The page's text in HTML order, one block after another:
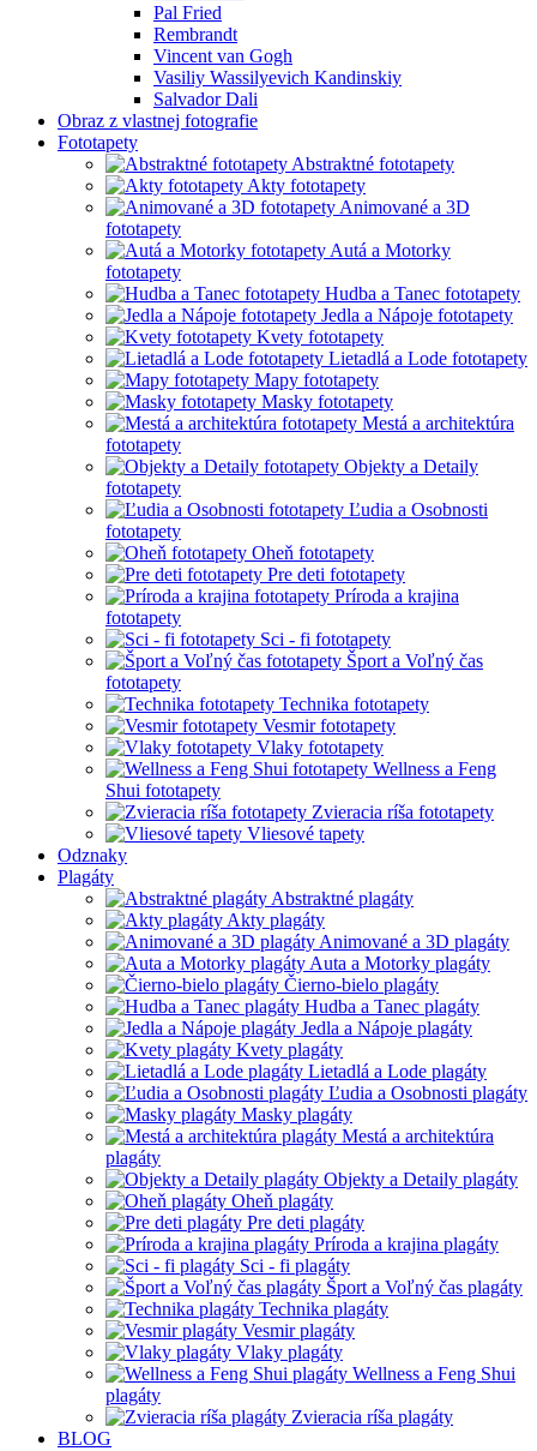
Pal Fried
Rembrandt
Vincent van Gogh
Vasiliy Wassilyevich Kandinskiy
Salvador Dali
Obraz z vlastnej fotografie
Fototapety
Abstraktné fototapety
Akty fototapety
Animované a 3D
fototapety
Autá a Motorky
fototapety
Hudba a Tanec fototapety
Jedla a Nápoje fototapety
Kvety fototapety
Lietadlá a Lode fototapety
Mapy fototapety
Masky fototapety
Mestá a architektúra
fototapety
Objekty a Detaily
fototapety
Ľudia a Osobnosti
fototapety
Oheň fototapety
Pre deti fototapety
Príroda a krajina
fototapety
Sci - fi fototapety
Šport a Voľný čas
fototapety
Technika fototapety
Vesmir fototapety
Vlaky fototapety
Wellness a Feng
Shui fototapety
Zvieracia ríša fototapety
Vliesové tapety
Odznaky
Plagáty
Abstraktné plagáty
Akty plagáty
Animované a 3D plagáty
Auta a Motorky plagáty
Čierno-bielo plagáty
Hudba a Tanec plagáty
Jedla a Nápoje plagáty
Kvety plagáty
Lietadlá a Lode plagáty
Ľudia a Osobnosti plagáty
Masky plagáty
Mestá a architektúra
plagáty
Objekty a Detaily plagáty
Oheň plagáty
Pre deti plagáty
Príroda a krajina plagáty
Sci - fi plagáty
Šport a Voľný čas plagáty
Technika plagáty
Vesmir plagáty
Vlaky plagáty
Wellness a Feng Shui
plagáty
Zvieracia ríša plagáty
BLOG